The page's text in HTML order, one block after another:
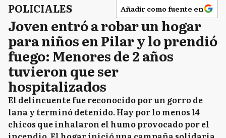
POLICIALES Añadir como fuente en
Joven entró a robar un hogar
para niños en Pilar y lo prendió
fuego: Menores de 2 años
tuvieron que ser
hospitalizados
El delincuente fue reconocido por un gorro de
lana y terminó detenido. Hay por lo menos 14
chicos que inhalaron el humo provocado por el